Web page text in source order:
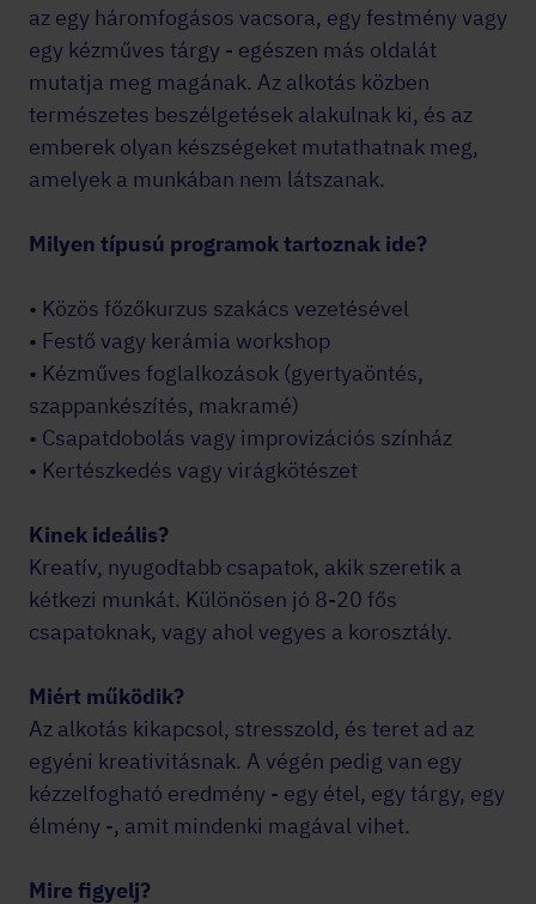
az egy háromfogásos vacsora, egy festmény vagy
egy kézműves tárgy - egészen más oldalát
mutatja meg magának. Az alkotás közben
természetes beszélgetések alakulnak ki, és az
emberek olyan készségeket mutathatnak meg,
amelyek a munkában nem látszanak.
Milyen típusú programok tartoznak ide?
• Közös főzőkurzus szakács vezetésével
• Festő vagy kerámia workshop
• Kézműves foglalkozások (gyertyaöntés,
szappankészítés, makramé)
• Csapatdobolás vagy improvizációs színház
• Kertészkedés vagy virágkötészet
Kinek ideális?
Kreatív, nyugodtabb csapatok, akik szeretik a
kétkezi munkát. Különösen jó 8-20 fős
csapatoknak, vagy ahol vegyes a korosztály.
Miért működik?
Az alkotás kikapcsol, stresszold, és teret ad az
egyéni kreativitásnak. A végén pedig van egy
kézzelfogható eredmény - egy étel, egy tárgy, egy
élmény -, amit mindenki magával vihet.
Mire figyelj?